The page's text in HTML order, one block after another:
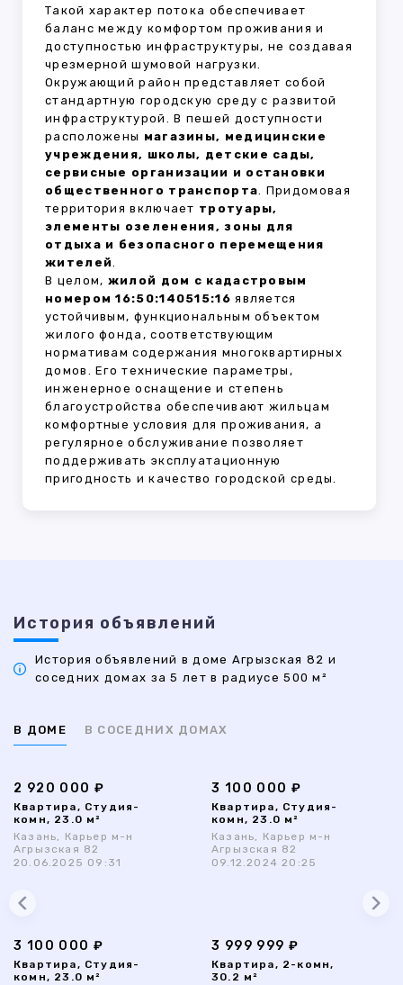
Такой характер потока обеспечивает
баланс между комфортом проживания и
доступностью инфраструктуры, не создавая
чрезмерной шумовой нагрузки.
Окружающий район представляет собой
стандартную городскую среду с развитой
инфраструктурой. В пешей доступности
расположены магазины, медицинские
учреждения, школы, детские сады,
сервисные организации и остановки
общественного транспорта. Придомовая
территория включает тротуары,
элементы озеленения, зоны для
отдыха и безопасного перемещения
жителей.
В целом, жилой дом с кадастровым
номером 16:50:140515:16 является
устойчивым, функциональным объектом
жилого фонда, соответствующим
нормативам содержания многоквартирных
домов. Его технические параметры,
инженерное оснащение и степень
благоустройства обеспечивают жильцам
комфортные условия для проживания, а
регулярное обслуживание позволяет
поддерживать эксплуатационную
пригодность и качество городской среды.
История объявлений
История объявлений в доме Агрызская 82 и
соседних домах за 5 лет в радиусе 500 м²
В ДОМЕ В СОСЕДНИХ ДОМАХ
2 920 000 ₽
Квартира, Студия-
комн, 23.0 м²
Казань, Карьер м-н
Агрызская 82
20.06.2025 09:31
3 100 000 ₽
Квартира, Студия-
комн, 23.0 м²
Казань, Карьер м-н
Агрызская 82
09.12.2024 20:25
3 100 000 ₽
Квартира, Студия-
комн, 23.0 м²
3 999 999 ₽
Квартира, 2-комн,
30.2 м²